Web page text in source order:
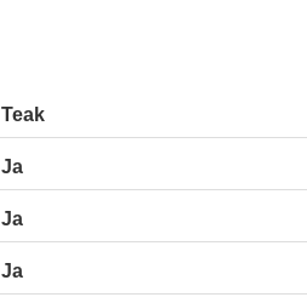
Teak
Ja
Ja
Ja